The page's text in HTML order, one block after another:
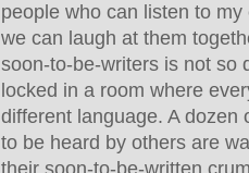
people who can listen to
we can laugh at them
soon-to-be-writers is not so
locked in a room where
different language. A dozen
to be heard by others are
their soon-to-be-written